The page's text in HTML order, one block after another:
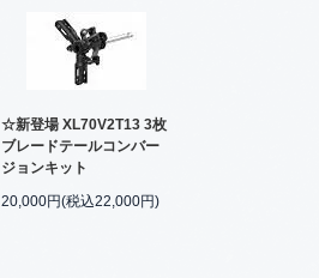
☆新登場 XL70V2T13 3枚
ブレードテールコンバー
ジョンキット
20,000円(税込22,000円)